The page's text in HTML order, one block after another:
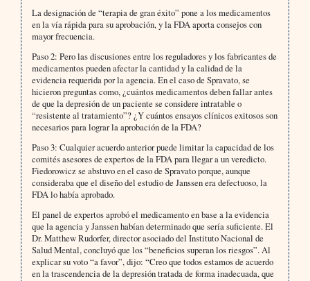
La designación de “terapia de gran éxito” pone a los medicamentos
en la vía rápida para su aprobación, y la FDA aporta consejos con
mayor frecuencia.
Paso 2: Pero las discusiones entre los reguladores y los fabricantes de
medicamentos pueden afectar la cantidad y la calidad de la
evidencia requerida por la agencia. En el caso de Spravato, se
hicieron preguntas como, ¿cuántos medicamentos deben fallar antes
de que la depresión de un paciente se considere intratable o
“resistente al tratamiento”? ¿Y cuántos ensayos clínicos exitosos son
necesarios para lograr la aprobación de la FDA?
Paso 3: Cualquier acuerdo anterior puede limitar la capacidad de los
comités asesores de expertos de la FDA para llegar a un veredicto.
Fiedorowicz se abstuvo en el caso de Spravato porque, aunque
consideraba que el diseño del estudio de Janssen era defectuoso, la
FDA lo había aprobado.
El panel de expertos aprobó el medicamento en base a la evidencia
que la agencia y Janssen habían determinado que sería suficiente. El
Dr. Matthew Rudorfer, director asociado del Instituto Nacional de
Salud Mental, concluyó que los “beneficios superan los riesgos”. Al
explicar su voto “a favor”, dijo: “Creo que todos estamos de acuerdo
en la trascendencia de la depresión tratada de forma inadecuada, que